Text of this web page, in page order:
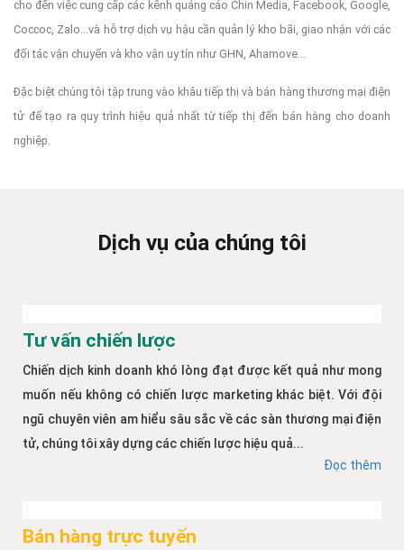
cho đến việc cung cấp các kênh quảng cáo Chin Media, Facebook, Google,
Coccoc, Zalo...và hỗ trợ dịch vụ hậu cần quản lý kho bãi, giao nhận với các
đối tác vận chuyển và kho vận uy tín như GHN, Ahamove...
Đặc biệt chúng tôi tập trung vào khâu tiếp thị và bán hàng thương mại điện
tử để tạo ra quy trình hiệu quả nhất từ tiếp thị đến bán hàng cho doanh
nghiệp.
Dịch vụ của chúng tôi
Tư vấn chiến lược
Chiến dịch kinh doanh khó lòng đạt được kết quả như mong
muốn nếu không có chiến lược marketing khác biệt. Với đội
ngũ chuyên viên am hiểu sâu sắc về các sàn thương mại điện
tử, chúng tôi xây dựng các chiến lược hiệu quả...
Đọc thêm
Bán hàng trực tuyến